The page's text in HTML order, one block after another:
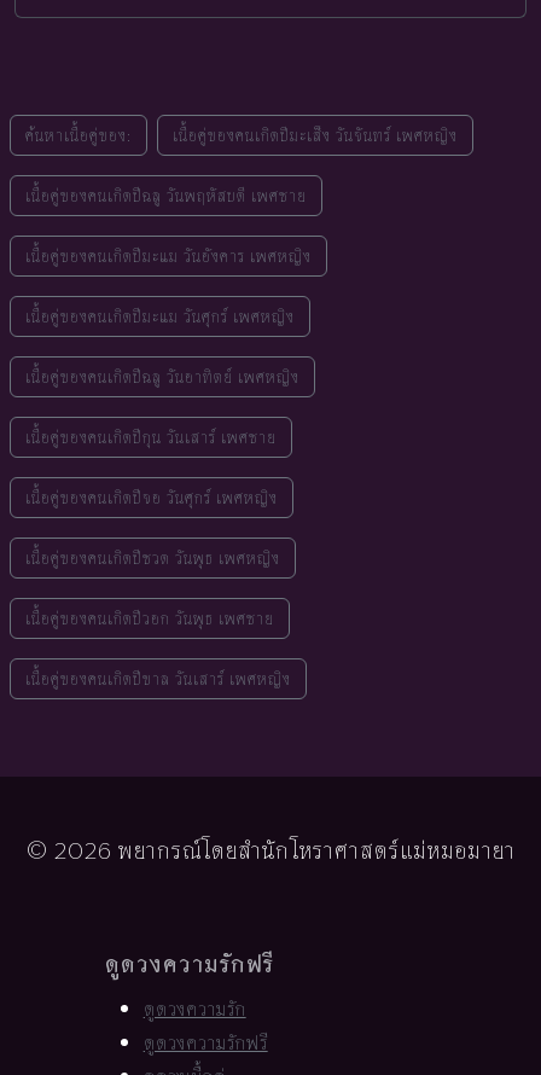
ค้นหาเนื้อคู่ของ: เนื้อคู่ของคนเกิดปีมะเส็ง วันจันทร์ เพศหญิง
เนื้อคู่ของคนเกิดปีฉลู วันพฤหัสบดี เพศชาย
เนื้อคู่ของคนเกิดปีมะแม วันอังคาร เพศหญิง
เนื้อคู่ของคนเกิดปีมะแม วันศุกร์ เพศหญิง
เนื้อคู่ของคนเกิดปีฉลู วันอาทิตย์ เพศหญิง
เนื้อคู่ของคนเกิดปีกุน วันเสาร์ เพศชาย
เนื้อคู่ของคนเกิดปีจอ วันศุกร์ เพศหญิง
เนื้อคู่ของคนเกิดปีชวด วันพุธ เพศหญิง
เนื้อคู่ของคนเกิดปีวอก วันพุธ เพศชาย
เนื้อคู่ของคนเกิดปีขาล วันเสาร์ เพศหญิง
© 2026 พยากรณ์โดยสำนักโหราศาสตร์แม่หมอมายา
ดูดวงความรักฟรี
ดูดวงความรัก
ดูดวงความรักฟรี